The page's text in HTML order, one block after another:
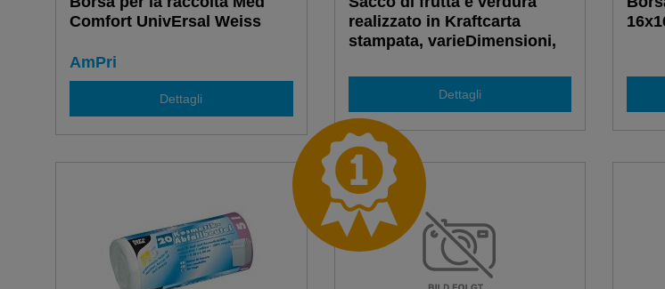
Comfort UnivErsal Weiss
AmPri
Dettagli
realizzato in Kraftcarta
stampata, varieDimensioni,
Dettagli